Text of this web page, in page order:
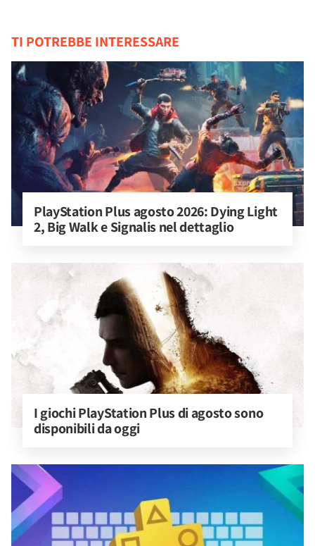
TI POTREBBE INTERESSARE
PlayStation Plus agosto 2026: Dying Light
2, Big Walk e Signalis nel dettaglio
I giochi PlayStation Plus di agosto sono
disponibili da oggi